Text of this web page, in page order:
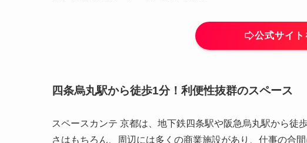
公式サイト
四条烏丸駅から徒歩1分！利便性抜群のスペース
スペースカンテ 京都は、地下鉄四条駅や阪急烏丸駅から徒
さはもちろん、周辺には多くの商業施設があり、仕事の合